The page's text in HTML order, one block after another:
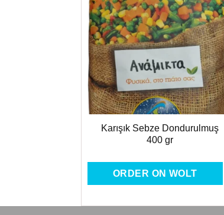
Favorilere
Ekle
Karışık Sebze Dondurulmuş
400 gr
ORDER ON WOLT